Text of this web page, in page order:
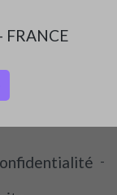
FRANCE
-